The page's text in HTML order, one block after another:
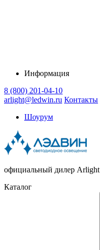
Информация
8 (800) 201-04-10
arlight@ledwin.ru Контакты
Шоурум
официальный дилер Arlight
Каталог